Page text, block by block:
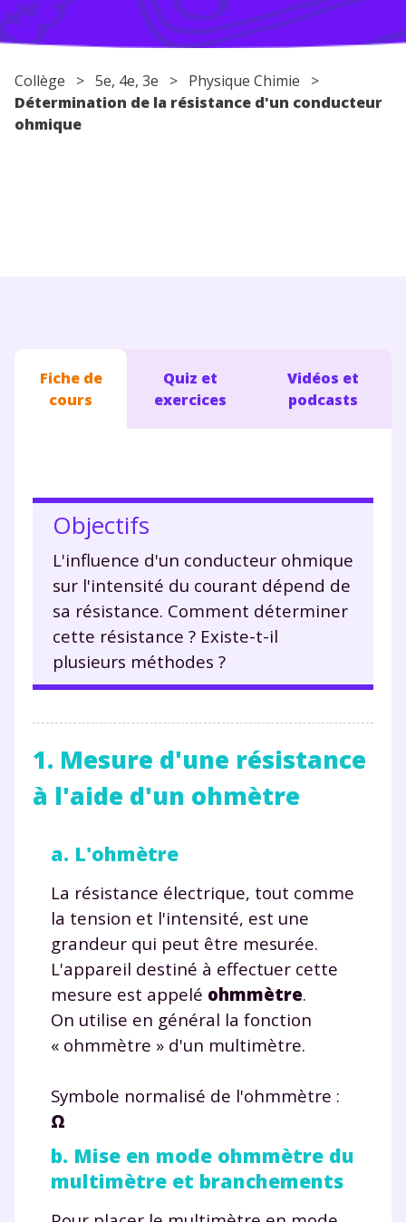
Conseils pour les parents
Collège > 5e, 4e, 3e > Physique Chimie >
Détermination de la résistance d'un conducteur
ohmique
Fiche de
cours
Quiz et
exercices
Vidéos et
podcasts
Objectifs
L'influence d'un conducteur ohmique
sur l'intensité du courant dépend de
sa résistance. Comment déterminer
cette résistance ? Existe-t-il
plusieurs méthodes ?
1. Mesure d'une résistance
à l'aide d'un ohmètre
a. L'ohmètre
La résistance électrique, tout comme
la tension et l'intensité, est une
grandeur qui peut être mesurée.
L'appareil destiné à effectuer cette
mesure est appelé ohmmètre.
On utilise en général la fonction
« ohmmètre » d'un multimètre.
Symbole normalisé de l'ohmmètre :
Ω
b. Mise en mode ohmmètre du
multimètre et branchements